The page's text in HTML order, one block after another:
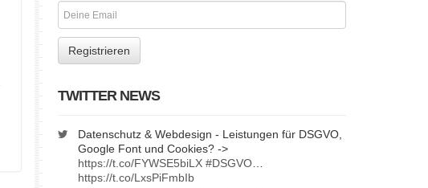
TWITTER NEWS
Datenschutz & Webdesign - Leistungen für DSGVO,
Google Font und Cookies? ->
https://t.co/FYWSE5biLX #DSGVO…
https://t.co/LxsPiFmbIb